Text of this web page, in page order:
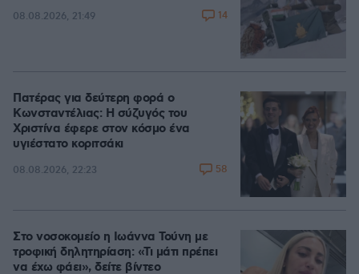
08.08.2026, 21:49 14
Πατέρας για δεύτερη φορά ο
Κωνσταντέλιας: Η σύζυγός του
Χριστίνα έφερε στον κόσμο ένα
υγιέστατο κοριτσάκι
08.08.2026, 22:23 58
Στο νοσοκομείο η Ιωάννα Τούνη με
τροφική δηλητηρίαση: «Τι μάτι πρέπει
να έχω φάει», δείτε βίντεο